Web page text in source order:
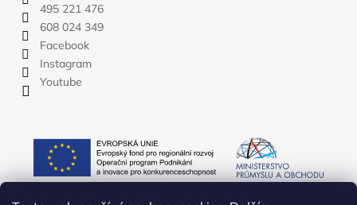
495 221 476
608 024 349
Facebook
Instagram
Youtube